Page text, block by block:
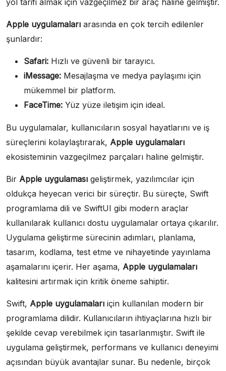
yol tarifi almak için vazgeçilmez bir araç haline gelmiştir.
Apple uygulamaları arasında en çok tercih edilenler
şunlardır:
Safari: Hızlı ve güvenli bir tarayıcı.
iMessage: Mesajlaşma ve medya paylaşımı için
mükemmel bir platform.
FaceTime: Yüz yüze iletişim için ideal.
Bu uygulamalar, kullanıcıların sosyal hayatlarını ve iş
süreçlerini kolaylaştırarak, Apple uygulamaları
ekosisteminin vazgeçilmez parçaları haline gelmiştir.
Bir Apple uygulaması geliştirmek, yazılımcılar için
oldukça heyecan verici bir süreçtir. Bu süreçte, Swift
programlama dili ve SwiftUI gibi modern araçlar
kullanılarak kullanıcı dostu uygulamalar ortaya çıkarılır.
Uygulama geliştirme sürecinin adımları, planlama,
tasarım, kodlama, test etme ve nihayetinde yayınlama
aşamalarını içerir. Her aşama, Apple uygulamaları
kalitesini artırmak için kritik öneme sahiptir.
Swift, Apple uygulamaları için kullanılan modern bir
programlama dilidir. Kullanıcıların ihtiyaçlarına hızlı bir
şekilde cevap verebilmek için tasarlanmıştır. Swift ile
uygulama geliştirmek, performans ve kullanıcı deneyimi
açısından büyük avantajlar sunar. Bu nedenle, birçok